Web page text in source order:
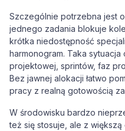
Szczególnie potrzebna jest
jednego zadania blokuje
krótka niedostępność
harmonogram. Taka
projektowej, sprintów, faz
Bez jawnej alokacji łatwo
pracy z realną gotowością
W środowisku bardzo
też się stosuje, ale z